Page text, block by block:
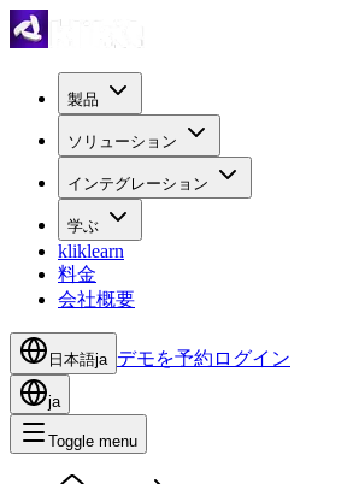
製品
ソリューション
インテグレーション
学ぶ
kliklearn
料金
会社概要
日本語ja デモを予約 ログイン
ja
Toggle menu